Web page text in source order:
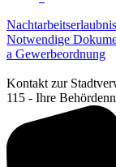
Nachtarbeitserlaubnis
Notwendige
a Gewerbeordnung
Kontakt zur
115 - Ihre